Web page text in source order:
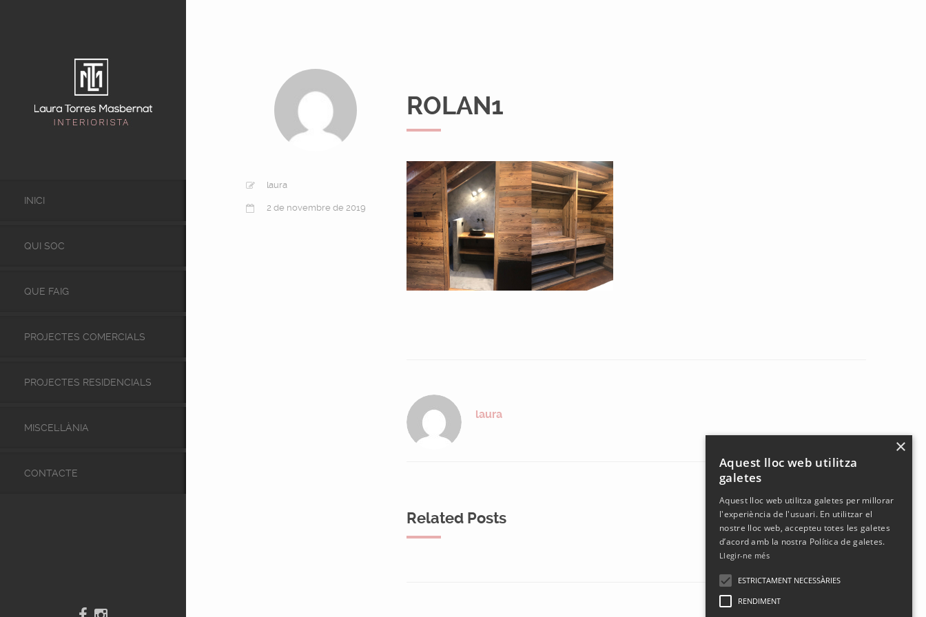
INICI
QUI SOC
QUE FAIG
PROJECTES COMERCIALS
PROJECTES RESIDENCIALS
MISCEL·LÀNIA
CONTACTE
laura
2 de novembre de 2019
ROLAN1
laura
Related Posts
×
Aquest lloc web utilitza
galetes
Aquest lloc web utilitza galetes per millorar
l'experiència de l'usuari. En utilitzar el
nostre lloc web, accepteu totes les galetes
d’acord amb la nostra Política de galetes.
Llegir-ne més
ESTRICTAMENT NECESSÀRIES
RENDIMENT